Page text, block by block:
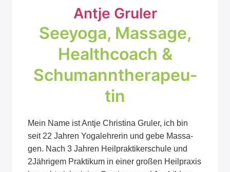
Ant­je Gru­ler
See­yo­ga, Mas­sa­ge,
Health­coach &
Schu­mann­the­ra­peu­
tin
Mein Name ist Ant­je Chris­ti­na Gru­ler, ich bin
seit 22 Jah­ren Yoga­leh­re­rin und gebe Mas­sa­
gen. Nach 3 Jah­ren Heil­prak­ti­ker­schu­le und
2Jährigem Prak­ti­kum in einer gro­ßen Heil­pra­xis